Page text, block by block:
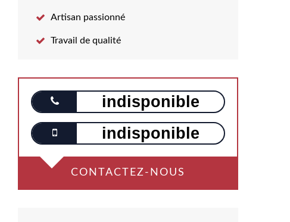
Artisan passionné
Travail de qualité
indisponible
indisponible
CONTACTEZ-NOUS